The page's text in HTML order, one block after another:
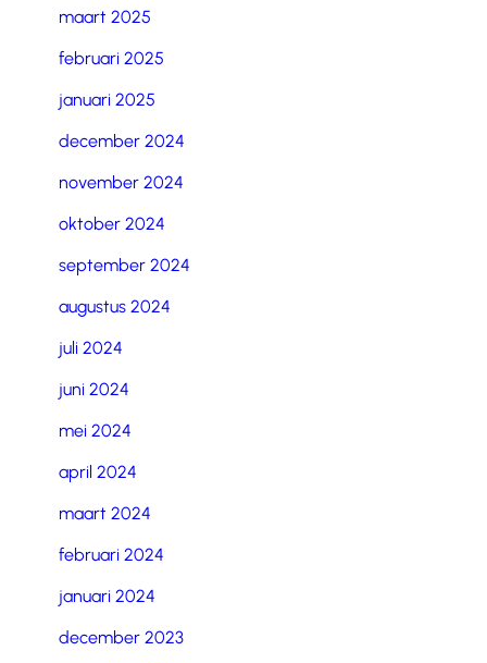
maart 2025
februari 2025
januari 2025
december 2024
november 2024
oktober 2024
september 2024
augustus 2024
juli 2024
juni 2024
mei 2024
april 2024
maart 2024
februari 2024
januari 2024
december 2023